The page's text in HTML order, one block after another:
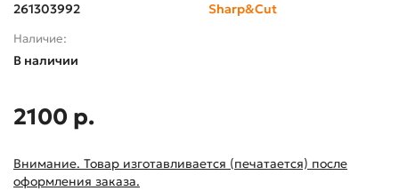
261303992 Sharp&Cut
Наличие:
В наличии
2100 р.
Внимание. Товар изготавливается (печатается) после
оформления заказа.